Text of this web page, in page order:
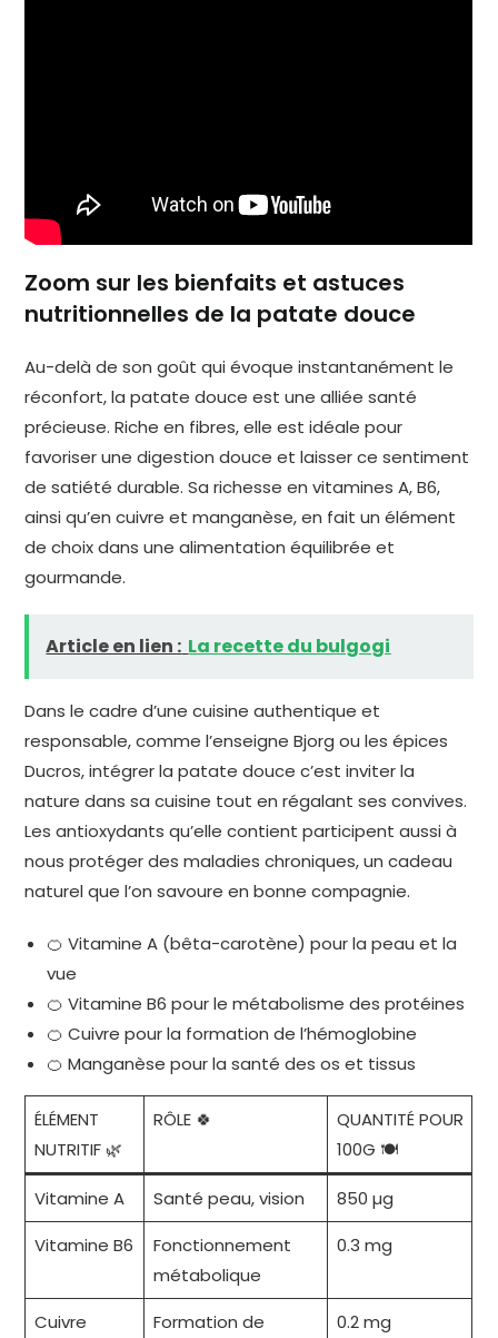
Zoom sur les bienfaits et astuces
nutritionnelles de la patate douce
Au-delà de son goût qui évoque instantanément le
réconfort, la patate douce est une alliée santé
précieuse. Riche en fibres, elle est idéale pour
favoriser une digestion douce et laisser ce sentiment
de satiété durable. Sa richesse en vitamines A, B6,
ainsi qu’en cuivre et manganèse, en fait un élément
de choix dans une alimentation équilibrée et
gourmande.
Article en lien : La recette du bulgogi
Dans le cadre d’une cuisine authentique et
responsable, comme l’enseigne Bjorg ou les épices
Ducros, intégrer la patate douce c’est inviter la
nature dans sa cuisine tout en régalant ses convives.
Les antioxydants qu’elle contient participent aussi à
nous protéger des maladies chroniques, un cadeau
naturel que l’on savoure en bonne compagnie.
🍊 Vitamine A (bêta-carotène) pour la peau et la
vue
🍊 Vitamine B6 pour le métabolisme des protéines
🍊 Cuivre pour la formation de l’hémoglobine
🍊 Manganèse pour la santé des os et tissus
ÉLÉMENT
NUTRITIF 🌿
RÔLE 🍀
QUANTITÉ POUR
100G 🍽️
Vitamine A Santé peau, vision
850 µg
Vitamine B6
Fonctionnement
métabolique
0.3 mg
Cuivre
Formation de
0.2 mg